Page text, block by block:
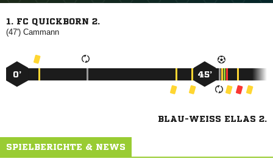
1. FC QUICKBORN 2.
(47') 
0’ 45’
BLAU-WEISS ELLAS 2.
SPIELBERICHTE & NEWS